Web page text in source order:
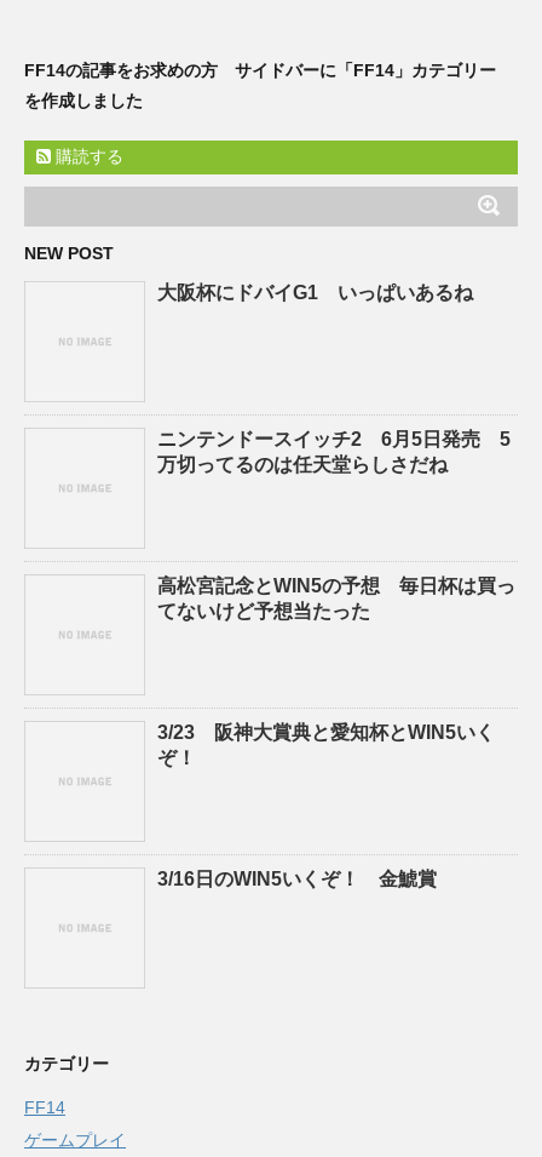
FF14の記事をお求めの方 サイドバーに「FF14」カテゴリー
を作成しました
購読する
NEW POST
大阪杯にドバイG1 いっぱいあるね
ニンテンドースイッチ2 6月5日発売 5
万切ってるのは任天堂らしさだね
高松宮記念とWIN5の予想 毎日杯は買っ
てないけど予想当たった
3/23 阪神大賞典と愛知杯とWIN5いく
ぞ！
3/16日のWIN5いくぞ！ 金鯱賞
カテゴリー
FF14
ゲームプレイ